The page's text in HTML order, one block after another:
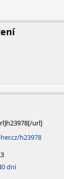
h23978
dní